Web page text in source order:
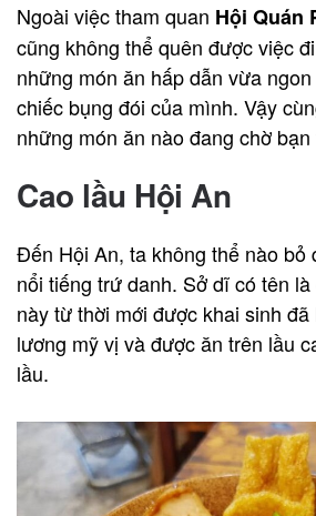
Ngoài việc tham quan Hội Quán
cũng không thể quên được việc
những món ăn hấp dẫn vừa
chiếc bụng đói của mình. Vậy
những món ăn nào đang chờ
Cao lầu Hội An
Đến Hội An, ta không thể nào bỏ
nổi tiếng trứ danh. Sở dĩ có tên
này từ thời mới được khai sinh
lương mỹ vị và được ăn trên lầu
lầu.